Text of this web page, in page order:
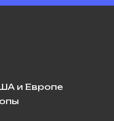
и Европе